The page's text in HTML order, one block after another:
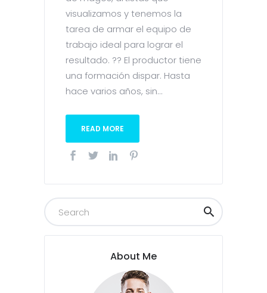
visualizamos y tenemos la
tarea de armar el equipo de
trabajo ideal para lograr el
resultado. ??️ El productor tiene
una formación dispar. Hasta
hace varios años, sin...
READ MORE
About Me